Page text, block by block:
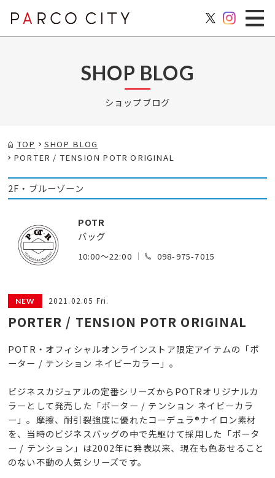
SHOP BLOG
ショップブログ
TOP
SHOP BLOG
PORTER / TENSION POTR ORIGINAL
2F・ブルーゾーン
POTR
バッグ
10:00～22:00 098-975-7015
2021.02.05 Fri.
PORTER / TENSION POTR ORIGINAL
POTR・オフィシャルオンラインストア限定アイテムの「ポ
ーター / テンション ネイビーカラー」。
ビジネスカジュアルの定番シリーズからPOTRオリジナルカ
ラーとして発売した「ポーター / テンション ネイビーカラ
ー」。摩擦、耐引裂強度に優れたコーデュラ®ナイロン素材
を、当時のビジネスバッグの中で先駆けて採用した「ポータ
ー / テンション」は2002年に発表以来、現在も色あせること
のない不動の人気シリーズです。